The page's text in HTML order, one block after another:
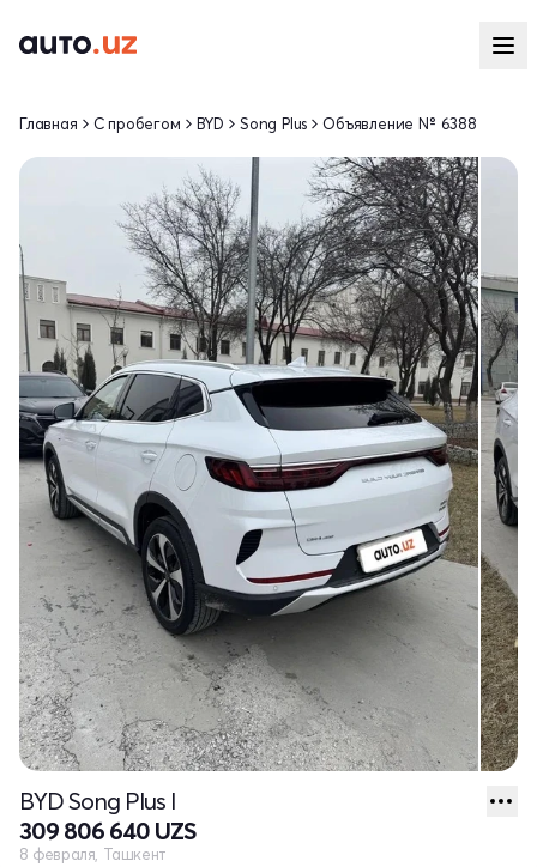
Главная С пробегом BYD Song Plus Объявление № 6388
BYD Song Plus I
309 806 640 UZS
8 февраля, Ташкент